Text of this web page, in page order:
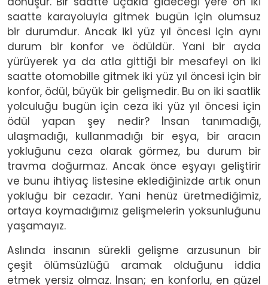
saatte karayoluyla gitmek bugün için olumsuz
bir durumdur. Ancak iki yüz yıl öncesi için aynı
durum bir konfor ve ödüldür. Yani bir ayda
yürüyerek ya da atla gittiği bir mesafeyi on iki
saatte otomobille gitmek iki yüz yıl öncesi için bir
konfor, ödül, büyük bir gelişmedir. Bu on iki saatlik
yolculuğu bugün için ceza iki yüz yıl öncesi için
ödül yapan şey nedir? İnsan tanımadığı,
ulaşmadığı, kullanmadığı bir eşya, bir aracın
yokluğunu ceza olarak görmez, bu durum bir
travma doğurmaz. Ancak önce eşyayı geliştirir
ve bunu ihtiyaç listesine eklediğinizde artık onun
yokluğu bir cezadır. Yani henüz üretmediğimiz,
ortaya koymadığımız gelişmelerin yoksunluğunu
yaşamayız.
Aslında insanın sürekli gelişme arzusunun bir
çeşit ölümsüzlüğü aramak olduğunu iddia
etmek yersiz olmaz. İnsan; en konforlu, en güzel